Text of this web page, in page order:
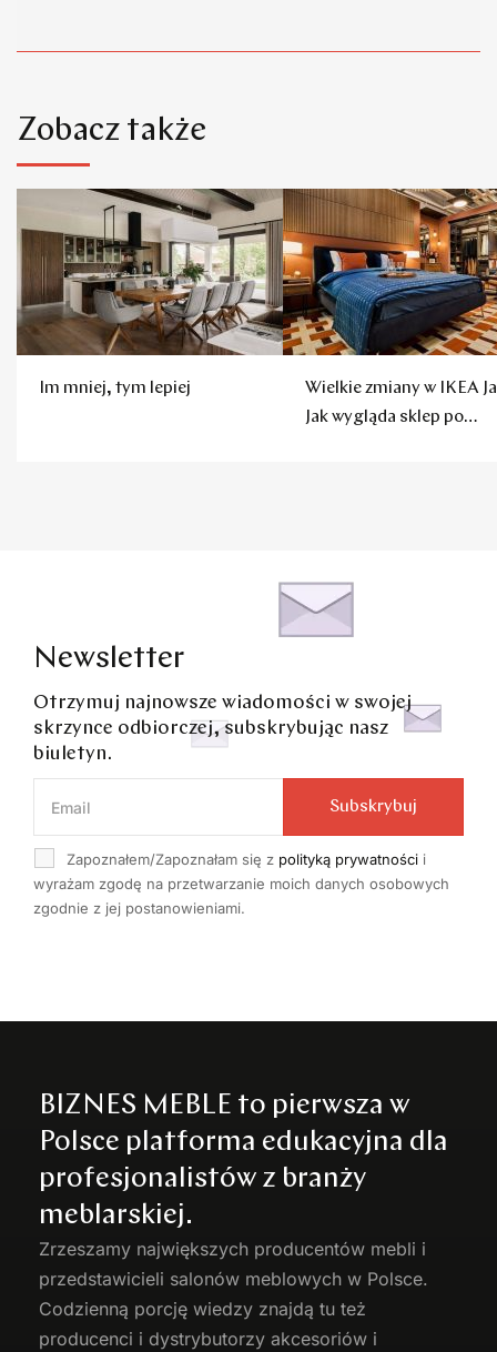
Zobacz także
Im mniej, tym lepiej
Wielkie zmiany w IKEA
Jak wygląda sklep po
Newsletter
Otrzymuj najnowsze wiadomości w swojej
skrzynce odbiorczej, subskrybując nasz
biuletyn.
Zapoznałem/Zapoznałam się z polityką prywatności i
wyrażam zgodę na przetwarzanie moich danych osobowych
zgodnie z jej postanowieniami.
Subskrybuj
BIZNES MEBLE to pierwsza w
Polsce platforma edukacyjna dla
profesjonalistów z branży
meblarskiej.
Zrzeszamy największych producentów mebli i
przedstawicieli salonów meblowych w Polsce.
Codzienną porcję wiedzy znajdą tu też
producenci i dystrybutorzy akcesoriów i